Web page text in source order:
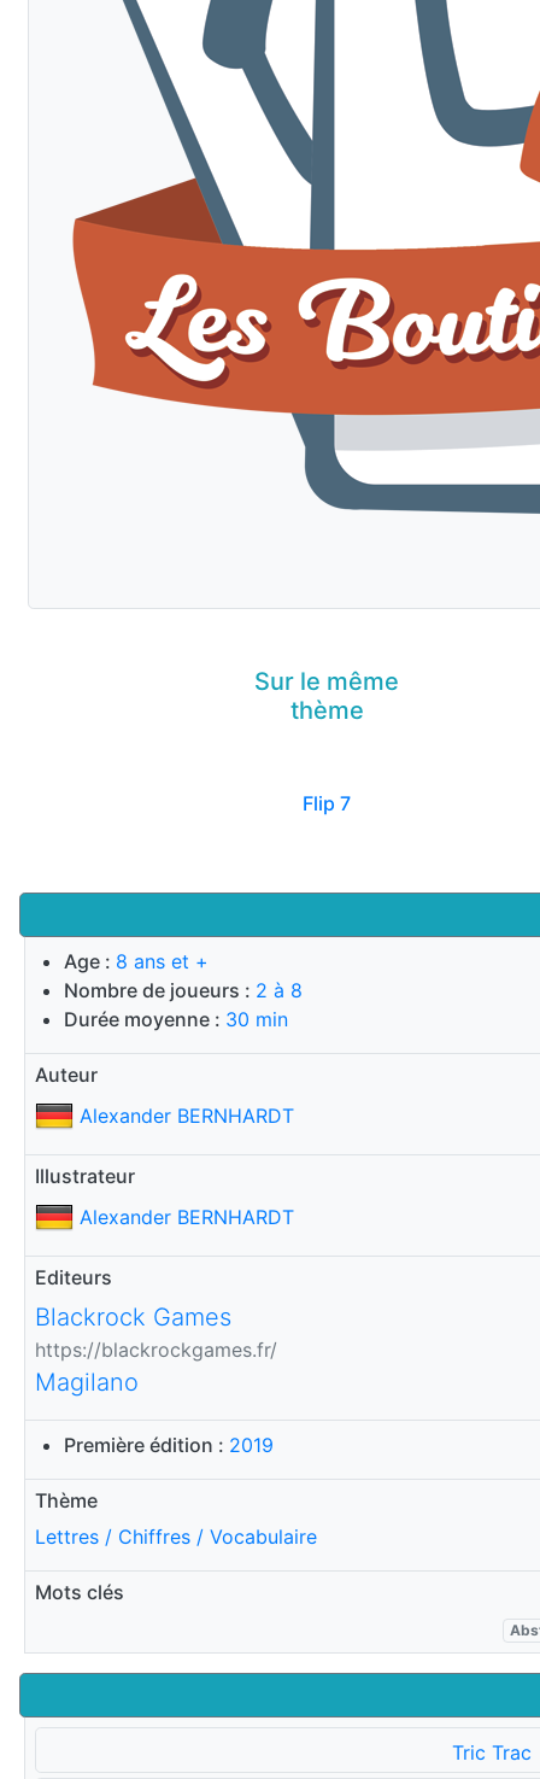
Age : 8 ans et +
Nombre de joueurs : 2 à 8
Durée moyenne : 30 min
Auteur
Alexander BERNHARDT
Illustrateur
Alexander BERNHARDT
Editeurs
Blackrock Games
https://blackrockgames.fr/
Magilano
Première édition : 2019
Thème
Lettres / Chiffres / Vocabulaire
Mots clés
Tric Trac
Sur le même
thème
Flip 7